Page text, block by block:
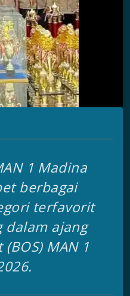
1 Madina
berbagai
terfavorit
dalam ajang
MAN 1